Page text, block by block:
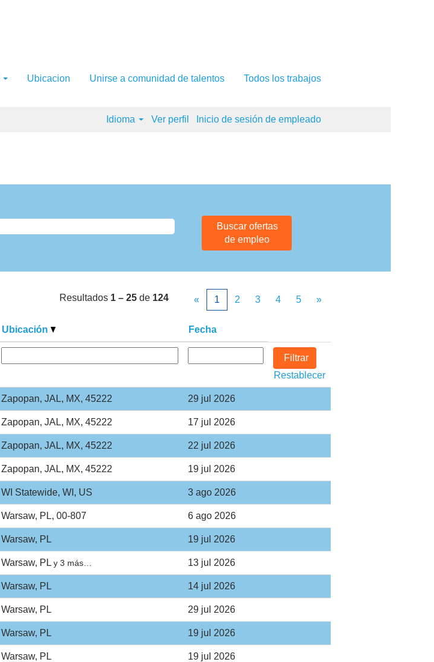
Ubicacion Unirse a comunidad de talentos Todos los trabajos
Idioma Ver perfil Inicio de sesión de empleado
Resultados 1 – 25 de 124 « 1 2 3 4 5 »
Ubicación Fecha
Restablecer
Zapopan, JAL, MX, 45222 29 jul 2026
Zapopan, JAL, MX, 45222 17 jul 2026
Zapopan, JAL, MX, 45222 22 jul 2026
Zapopan, JAL, MX, 45222 19 jul 2026
WI Statewide, WI, US 3 ago 2026
Warsaw, PL, 00-807 6 ago 2026
Warsaw, PL 19 jul 2026
Warsaw, PL y 3 más… 13 jul 2026
Warsaw, PL 14 jul 2026
Warsaw, PL 29 jul 2026
Warsaw, PL 19 jul 2026
Warsaw, PL 19 jul 2026